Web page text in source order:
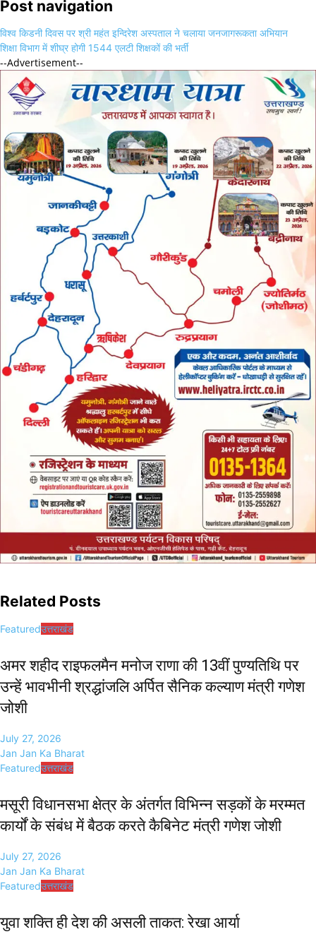
Post navigation
विश्व किडनी दिवस पर श्री महंत इन्दिरेश अस्पताल ने चलाया जनजागरूकता अभियान
शिक्षा विभाग में शीघ्र होगी 1544 एलटी शिक्षकों की भर्ती
--Advertisement--
Related Posts
Featuredउत्तराखंड
अमर शहीद राइफलमैन मनोज राणा की 13वीं पुण्यतिथि पर
उन्हें भावभीनी श्रद्धांजलि अर्पित सैनिक कल्याण मंत्री गणेश
जोशी
July 27, 2026
Jan Jan Ka Bharat
Featuredउत्तराखंड
मसूरी विधानसभा क्षेत्र के अंतर्गत विभिन्न सड़कों के मरम्मत
कार्यों के संबंध में बैठक करते कैबिनेट मंत्री गणेश जोशी
July 27, 2026
Jan Jan Ka Bharat
Featuredउत्तराखंड
युवा शक्ति ही देश की असली ताकत: रेखा आर्या